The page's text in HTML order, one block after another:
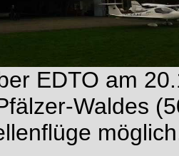
EDTO am
Waldes